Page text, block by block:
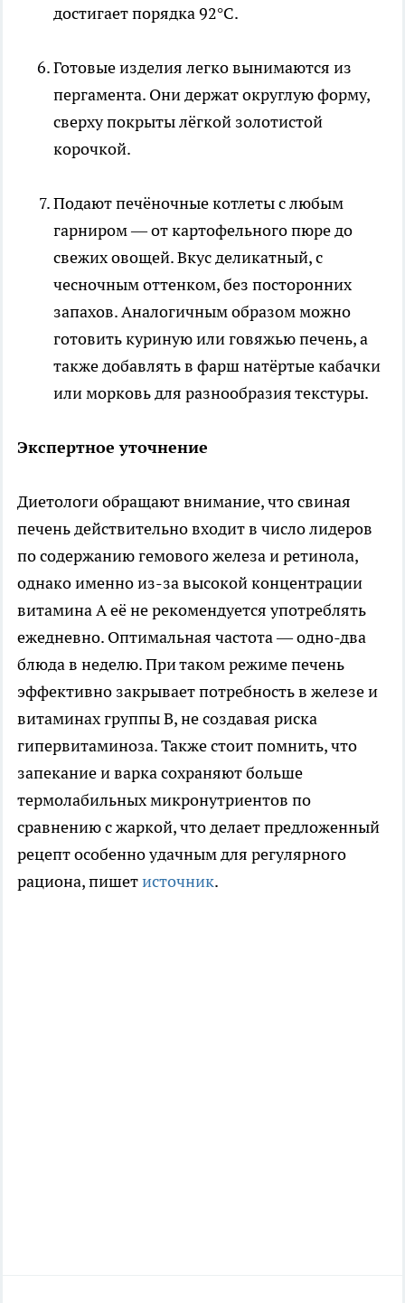
достигает порядка 92°C.
Готовые изделия легко вынимаются из
пергамента. Они держат округлую форму,
сверху покрыты лёгкой золотистой
корочкой.
Подают печёночные котлеты с любым
гарниром — от картофельного пюре до
свежих овощей. Вкус деликатный, с
чесночным оттенком, без посторонних
запахов. Аналогичным образом можно
готовить куриную или говяжью печень, а
также добавлять в фарш натёртые кабачки
или морковь для разнообразия текстуры.
Экспертное уточнение
Диетологи обращают внимание, что свиная
печень действительно входит в число лидеров
по содержанию гемового железа и ретинола,
однако именно из-за высокой концентрации
витамина А её не рекомендуется употреблять
ежедневно. Оптимальная частота — одно-два
блюда в неделю. При таком режиме печень
эффективно закрывает потребность в железе и
витаминах группы B, не создавая риска
гипервитаминоза. Также стоит помнить, что
запекание и варка сохраняют больше
термолабильных микронутриентов по
сравнению с жаркой, что делает предложенный
рецепт особенно удачным для регулярного
рациона, пишетисточник.